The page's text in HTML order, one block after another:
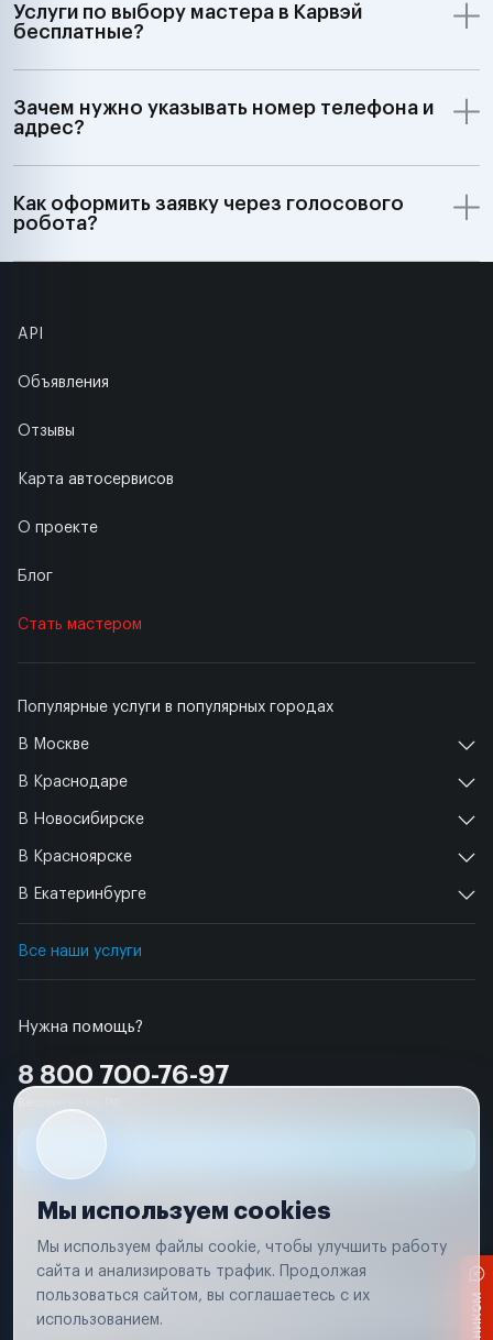
Услуги по выбору мастера в Карвэй
бесплатные?
Зачем нужно указывать номер телефона и
адрес?
Как оформить заявку через голосового
робота?
Нужна помощь?
8 800 700-76-97
Популярные услуги в популярных городах
В Москве
В Краснодаре
В Новосибирске
В Красноярске
В Екатеринбурге
Все наши услуги
API
Объявления
Отзывы
Карта автосервисов
О проекте
Блог
Стать мастером
Условия использования
Удаление аккаунта
Вся информация, представленная на сайте, носит исключительно
соответствии с положениями статьи 437 (п. 2) Гражданского кодекса
Мы используем cookies
Мы используем файлы cookie, чтобы улучшить работу
сайта и анализировать трафик. Продолжая
пользоваться сайтом, вы соглашаетесь с их
использованием.